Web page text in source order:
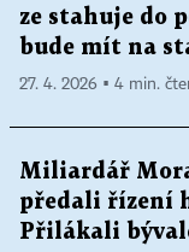
ze stahuje do
bude mít na
27. 4. 2026 ▪ 4 min.
Miliardář
předali řízení
Přilákali